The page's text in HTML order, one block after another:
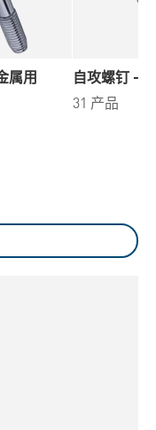
属用
自攻螺钉 -
31 产品